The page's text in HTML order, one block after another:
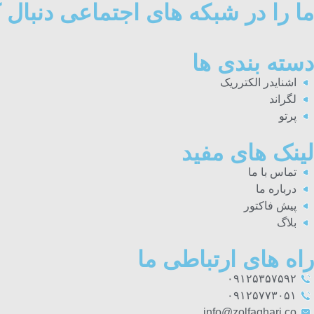
ما را در شبکه های اجتماعی دنبال
دسته بندی ها
اشنایدر الکترریک
لگراند
پرتو
لینک های مفید
تماس با ما
درباره ما
پیش فاکتور
بلاگ
راه های ارتباطی ما
۰۹۱۲۵۳۵۷۵۹۲
۰۹۱۲۵۷۷۳۰۵۱